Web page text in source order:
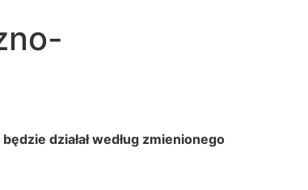
działał według zmienionego